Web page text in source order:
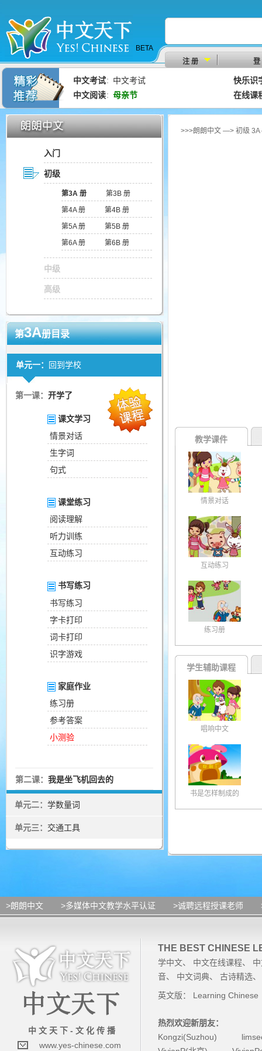
BETA
注 册
登
中文考试： 中文考试
快乐识
中文阅读： 母亲节 在线课
入门
初级
第3A 册
第3B 册
第4A 册
第4B 册
第5A 册
第5B 册
第6A 册
第6B 册
中级
高级
第3A册目录
单元一： 回到学校
第一课： 开学了
课文学习
情景对话
生字词
句式
课堂练习
阅读理解
听力训练
互动练习
书写练习
书写练习
字卡打印
词卡打印
识字游戏
家庭作业
练习册
参考答案
小测验
第二课： 我是坐飞机回去的
单元二： 学数量词
单元三： 交通工具
>>>朗朗中文 —> 初级
教学课件
情景对话
互动练习
练习册
学生辅助课程
唱响中文
书是怎样制成的
>朗朗中文 >多媒体中文教学水平认证 >诚聘远程授课老师
中 文 天 下 - 文 化 传 播
www.yes-chinese.com
THE BEST CHINESE
学中文、 中文在线课程、
音、 中文词典、 古诗精选
英文版： Learning Chinese
热烈欢迎新朋友：
Kongzi(Suzhou)